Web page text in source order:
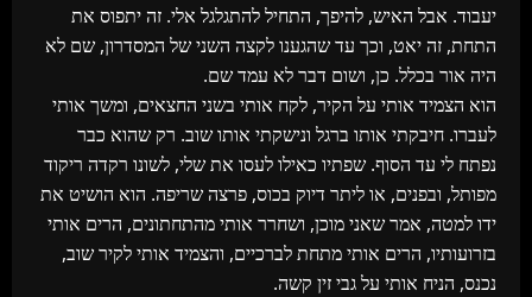
יעבוד. אבל האיש, להיפך, התחיל להתגלגל אלי. זה יתפוס את
התחת, זה יאט, וכך עד שהגענו לקצה השני של המסדרון, שם לא
היה אור בכלל. כן, ושום דבר לא עמד שם.
הוא הצמיד אותי על הקיר, לקח אותי בשני החצאים, ומשך אותי
לעברו. חיבקתי אותו ברגל ונישקתי אותו שוב. רק שהוא כבר
נפתח לי עד הסוף. שפתיו כאילו לעסו את שלי, לשונו רקדה ריקוד
מפותל, ובפנים, או ליתר דיוק בכוס, פרצה שריפה. הוא הושיט את
ידו למטה, אמר שאני מוכן, ושחרר אותי מהתחתונים, הרים אותי
בזרועותיו, הרים אותי מתחת לברכיים, והצמיד אותי לקיר שוב,
נכנס, הניח אותי על גבי זין קשה.